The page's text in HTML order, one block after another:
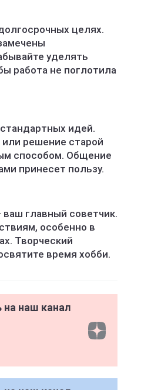
целях.
уделять
работа не поглотила
идей.
решение старой
способом. Общение
принесет пользу.
главный советчик.
особенно в
Творческий
время хобби.
наш канал